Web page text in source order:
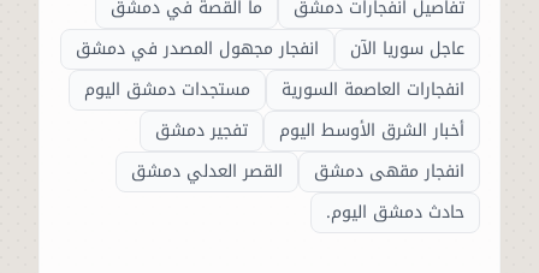
تفاصيل انفجارات دمشق
ما القصة في دمشق
عاجل سوريا الآن
انفجار مجهول المصدر في دمشق
انفجارات العاصمة السورية
مستجدات دمشق اليوم
أخبار الشرق الأوسط اليوم
تفجير دمشق
انفجار مقهى دمشق
القصر العدلي دمشق
حادث دمشق اليوم.